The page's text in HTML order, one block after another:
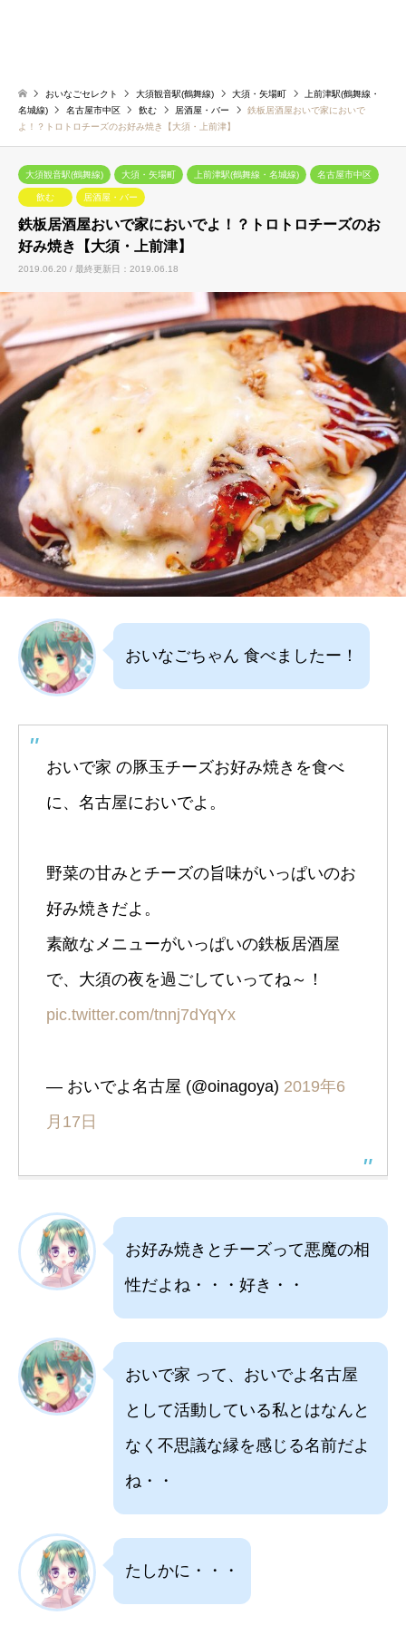
おいなごセレクト 大須観音駅(鶴舞線) 大須・矢場町
上前津駅(鶴舞線・
名城線)
名古屋市中区 飲む 居酒屋・バー
鉄板居酒屋おいで家においで
よ！？トロトロチーズのお好み焼き【大須・上前津】
大須観音駅(鶴舞線) 大須・矢場町 上前津駅(鶴舞線・名城線) 名古屋市中区
飲む 居酒屋・バー
鉄板居酒屋おいで家においでよ！？トロトロチーズのお
好み焼き【大須・上前津】
2019.06.20 / 最終更新日：2019.06.18
おいなごちゃん 食べましたー！
おいで家 の豚玉チーズお好み焼きを食べ
に、名古屋においでよ。
野菜の甘みとチーズの旨味がいっぱいのお
好み焼きだよ。
素敵なメニューがいっぱいの鉄板居酒屋
で、大須の夜を過ごしていってね～！
pic.twitter.com/tnnj7dYqYx
— おいでよ名古屋 (@oinagoya) 2019年6
月17日
お好み焼きとチーズって悪魔の相
性だよね・・・好き・・
おいで家 って、おいでよ名古屋
として活動している私とはなんと
なく不思議な縁を感じる名前だよ
ね・・
たしかに・・・